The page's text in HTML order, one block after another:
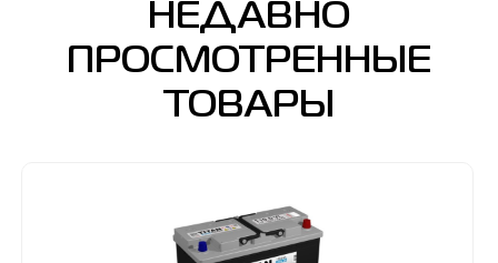
НЕДАВНО
ПРОСМОТРЕННЫЕ
ТОВАРЫ